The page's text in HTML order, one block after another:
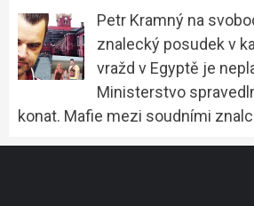
Petr Kramný na
znalecký posudek v
vražd v Egyptě je
Ministerstvo
konat. Mafie mezi soudními